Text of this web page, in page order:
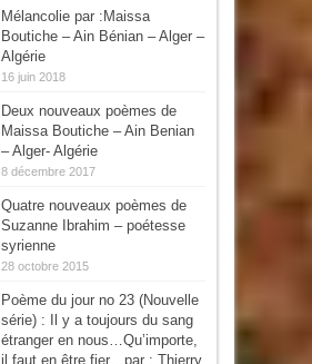
Mélancolie par :Maissa
Boutiche – Ain Bénian – Alger –
Algérie
16 juin 2018
Deux nouveaux poèmes de
Maissa Boutiche – Ain Benian
– Alger- Algérie
8 décembre 2017
Quatre nouveaux poèmes de
Suzanne Ibrahim – poétesse
syrienne
28 octobre 2015
Poème du jour no 23 (Nouvelle
série) : Il y a toujours du sang
étranger en nous…Qu’importe,
il faut en être fier…par : Thierry